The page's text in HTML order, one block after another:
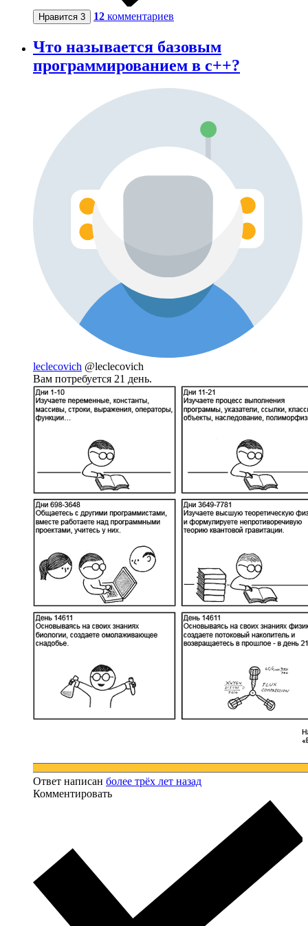
Нравится 3 12 комментариев
Что называется базовым
программированием в c++?
leclecovich @leclecovich
Вам потребуется 21 день.
Ответ написан более трёх лет назад
Комментировать